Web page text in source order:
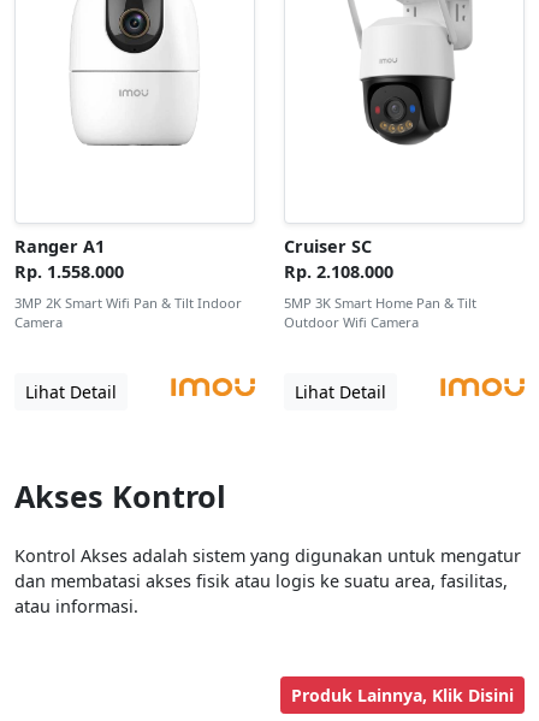
Ranger A1
Rp. 1.558.000
3MP 2K Smart Wifi Pan & Tilt Indoor
Camera
Lihat Detail
Cruiser SC
Rp. 2.108.000
5MP 3K Smart Home Pan & Tilt
Outdoor Wifi Camera
Lihat Detail
Akses Kontrol
Kontrol Akses adalah sistem yang digunakan untuk mengatur
dan membatasi akses fisik atau logis ke suatu area, fasilitas,
atau informasi.
Produk Lainnya, Klik Disini